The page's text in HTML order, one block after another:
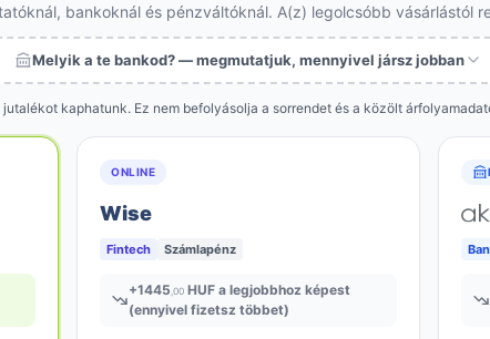
bankoknál és pénzváltóknál. A(z) legolcsóbb vásárlástól
Melyik a te bankod? — megmutatjuk, mennyivel jársz jobban
kaphatunk. Ez nem befolyásolja a sorrendet és a közölt
ONLINE
Wise
Fintech Számlapénz
+1445 ,00 HUF a legjobbhoz képest
(ennyivel fizetsz többet)